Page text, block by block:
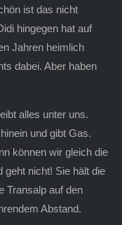
ist das nicht
hingegen hat auf
Jahren heimlich
dabei. Aber haben
alles unter uns.
und gibt Gas.
können wir gleich die
geht nicht! Sie hält die
Transalp auf den
Abstand.